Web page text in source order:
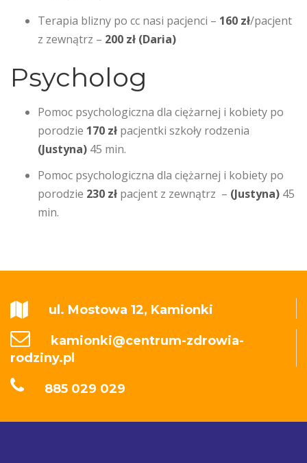
Terapia blizny po cc nasi pacjenci – 160 zł/pacjent
z zewnątrz – 200 zł (Daria)
Psycholog
Pomoc psychologiczna dla ciężarnej i kobiety po
porodzie 170 zł pacjentki szkoły rodzenia
(Justyna) 45 min.
Pomoc psychologiczna dla ciężarnej i kobiety po
porodzie 230 zł pacjent z zewnątrz – (Justyna) 45
min.
ul. Mostowa 12, Kamionki
kamionki@centrum-zdrowia-
rodziny.pl
885 029 029